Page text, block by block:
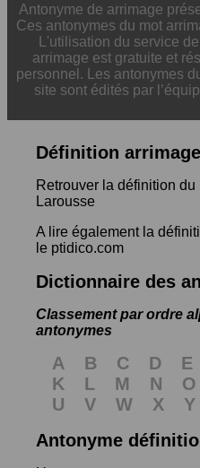
Antonyme de arrimage
Ces antonymes du mot
L'utilisation du service
arrimage est gratuite et
personnel. Les antonymes
site sont édités par
Définition arrimage
Retrouver la définition du
Larousse
A lire également la
le ptidico.com
Dictionnaire des
Classement par ordre
antonymes
A B C D E
K
L M N O
U
V W X Y
Antonyme